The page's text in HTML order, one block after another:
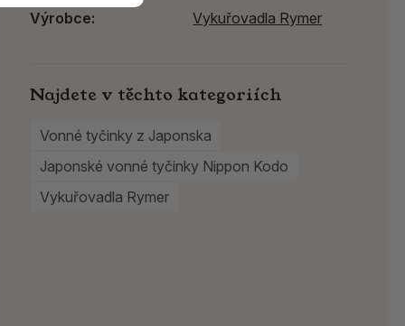
Výrobce:
Vykuřovadla Rymer
Najdete v těchto kategoriích
Vonné tyčinky z Japonska
Japonské vonné tyčinky Nippon Kodo
Vykuřovadla Rymer